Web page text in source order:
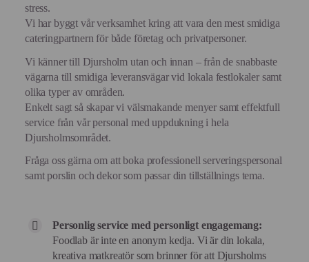
stress.
Vi har byggt vår verksamhet kring att vara den mest smidiga
cateringpartnern för både företag och privatpersoner.
Vi känner till Djursholm utan och innan – från de snabbaste
vägarna till smidiga leveransvägar vid lokala festlokaler samt
olika typer av områden.
Enkelt sagt så skapar vi välsmakande menyer samt effektfull
service från vår personal med uppdukning i hela
Djursholmsområdet.
Fråga oss gärna om att boka professionell serveringspersonal
samt porslin och dekor som passar din tillställnings tema.
Personlig service med personligt engagemang:
Foodlab är inte en anonym kedja. Vi är din lokala,
kreativa matkreatör som brinner för att Djursholms